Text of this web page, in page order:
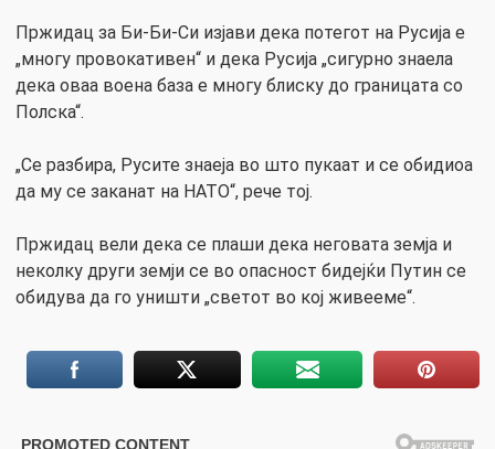
Пржидац за Би-Би-Си изјави дека потегот на Русија е
„многу провокативен“ и дека Русија „сигурно знаела
дека оваа воена база е многу блиску до границата со
Полска“.
„Се разбира, Русите знаеја во што пукаат и се обидиоа
да му се заканат на НАТО“, рече тој.
Пржидац вели дека се плаши дека неговата земја и
неколку други земји се во опасност бидејќи Путин се
обидува да го уништи „светот во кој живееме“.